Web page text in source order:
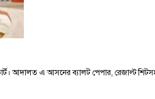
আদালত এ আসনের ব্যালট পেপার, রেজাল্ট শিটসহ